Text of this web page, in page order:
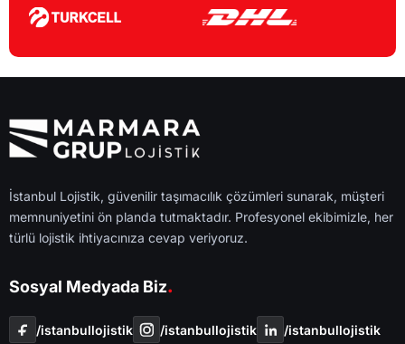
İstanbul Lojistik, güvenilir taşımacılık çözümleri sunarak, müşteri
memnuniyetini ön planda tutmaktadır. Profesyonel ekibimizle, her
türlü lojistik ihtiyacınıza cevap veriyoruz.
Sosyal Medyada Biz.
/i̇stanbullojistik /i̇stanbullojistik /i̇stanbullojistik